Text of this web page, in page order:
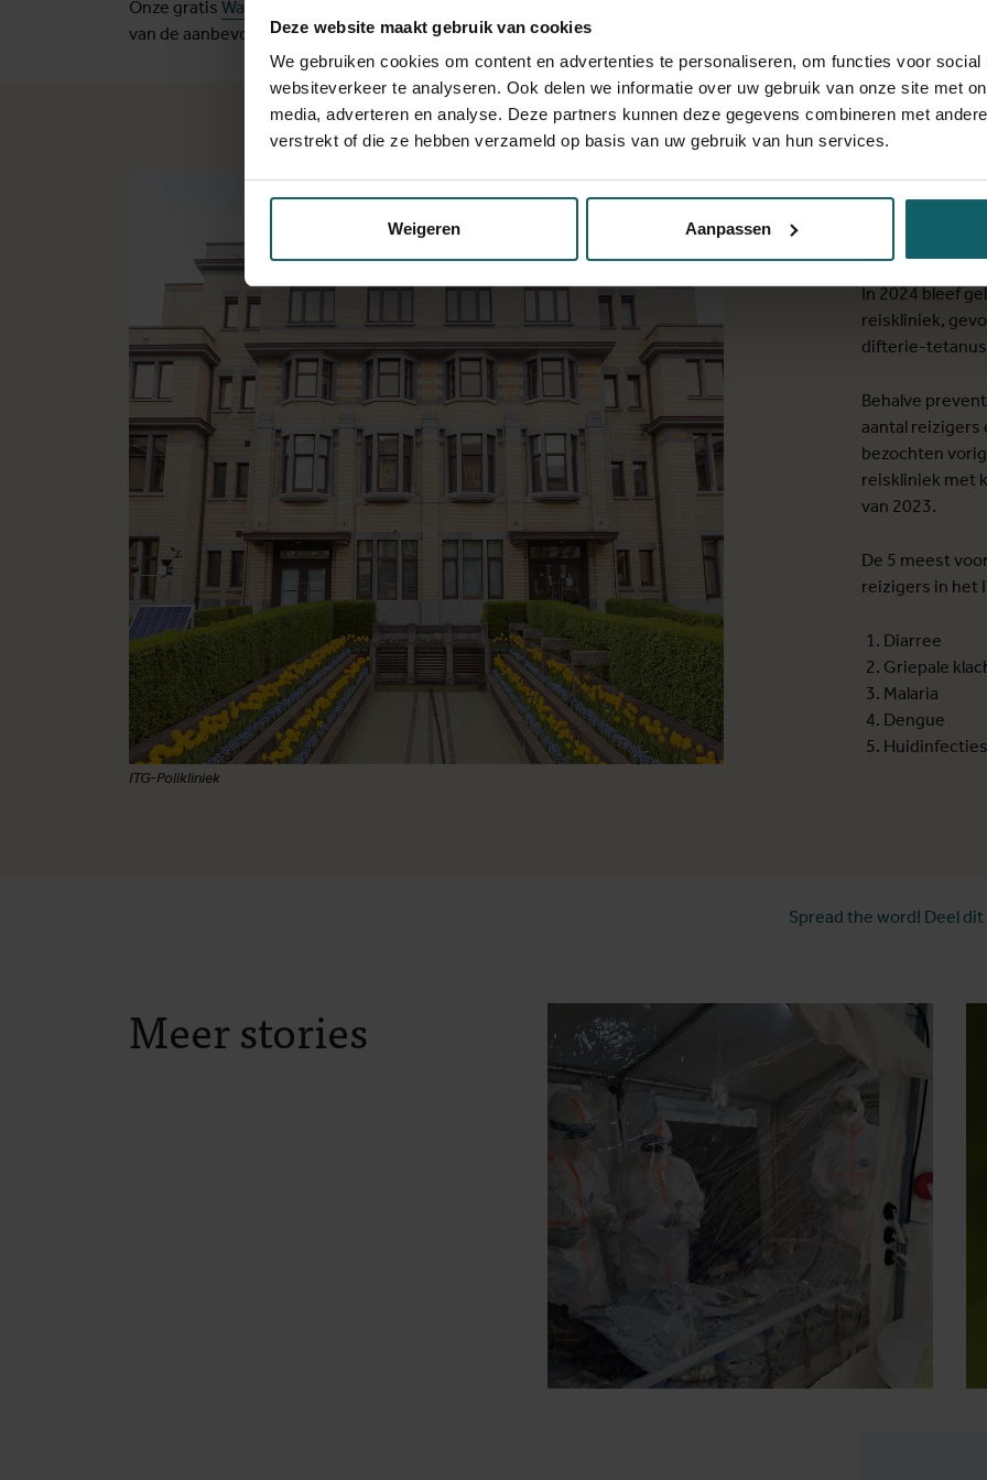
Deze website maakt gebruik van cookies
We gebruiken cookies om content en advertenties te personaliseren, om functies voor social
websiteverkeer te analyseren. Ook delen we informatie over uw gebruik van onze site met
media, adverteren en analyse. Deze partners kunnen deze gegevens combineren met
verstrekt of die ze hebben verzameld op basis van uw gebruik van hun services.
Weigeren Aanpassen
Onze gratis Wanda-app en -website
van de aanbevolen vaccinaties en gezondheidsrisico’s per land.
ITG-Polikliniek
10%
in
In 2024 bleef
reiskliniek,
difterie-
Behalve
aantal reizigers
bezochten
reiskliniek met
van 2023.
De 5 meest
reizigers in het
Diarree
Griepale
Malaria
Dengue
Huidinfecties
Spread the word! Deel
Meer stories